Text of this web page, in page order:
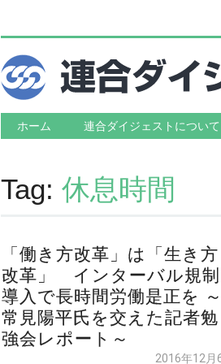
Main menu
Skip to content
ホーム 連合ダイジェストについて
Tag: 休息時間
「働き方改革」は「生き方
改革」 インターバル規制
導入で長時間労働是正を
常見陽平氏を交えた記者勉
強会レポート～
2016年12月